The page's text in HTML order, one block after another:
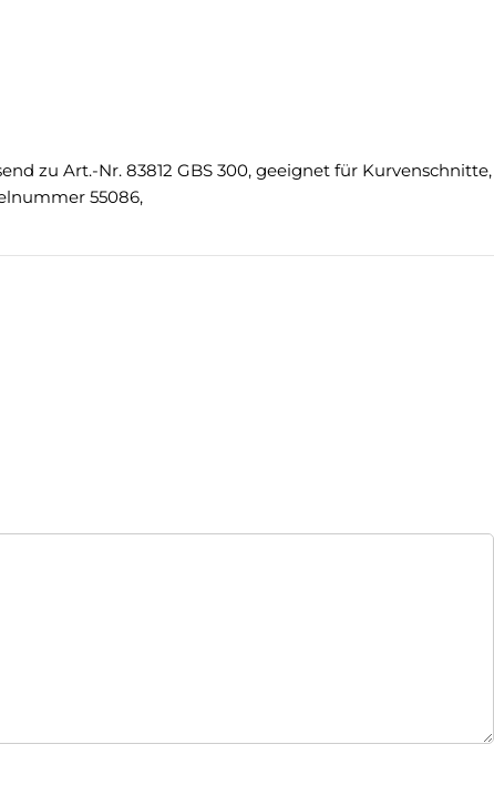
zu Art.-Nr. 83812 GBS 300, geeignet für Kurvenschnitte,
55086,